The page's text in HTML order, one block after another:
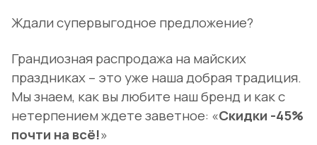
Ждали супервыгодное предложение?
Грандиозная распродажа на майских
праздниках – это уже наша добрая традиция.
Мы знаем, как вы любите наш бренд и как с
нетерпением ждете заветное: «Скидки -45%
почти на всё!»